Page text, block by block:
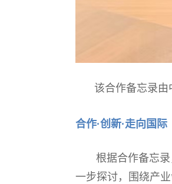
该合作备忘录由
合作·创新·走向国际
根据合作备忘录，
一步探讨，围绕产